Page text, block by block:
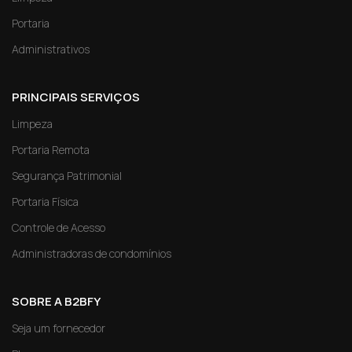
Portaria
Administrativos
PRINCIPAIS SERVIÇOS
Limpeza
Portaria Remota
Segurança Patrimonial
Portaria Física
Controle de Acesso
Administradoras de condomínios
SOBRE A B2BFY
Seja um fornecedor